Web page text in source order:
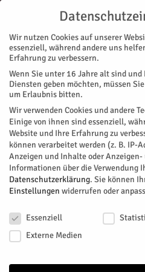
Start Kreis Düren Wichtige „Lebensadern“
KREIS DÜREN NACHRICHTEN
Wichtige
gelegt
Stetig verfolgt der Kreis Düren
Seite das Ziel, schnelles
dem Kreisgebiet zu ermöglichen.
geschlossen werden – und das
nun erneut in Gewerbegebieten
Wir nutzen Cookies auf unserer
essenziell, während andere uns
Erfahrung zu verbessern.
Wenn Sie unter 16 Jahre alt sind
Diensten geben möchten, müssen
um Erlaubnis bitten.
Wir verwenden Cookies und andere
Einige von ihnen sind essenziell,
Website und Ihre Erfahrung zu
können verarbeitet werden (z. B. IP-
Anzeigen und Inhalte oder
Informationen über die Verwendung
Datenschutzerklärung. Sie können
Einstellungen widerrufen oder
Essenziell
Externe Medien